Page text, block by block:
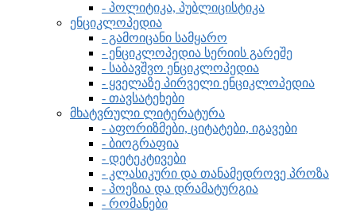
- პოლიტიკა, პუბლიცისტიკა
ენციკლოპედია
- გამოიცანი სამყარო
- ენციკლოპედია სერიის გარეშე
- საბავშვო ენციკლოპედია
- ყველაზე პირველი ენციკლოპედია
- თავსატეხები
მხატვრული ლიტერატურა
- აფორიზმები, ციტატები, იგავები
- ბიოგრაფია
- დეტეკტივები
- კლასიკური და თანამედროვე პროზა
- პოეზია და დრამატურგია
- რომანები